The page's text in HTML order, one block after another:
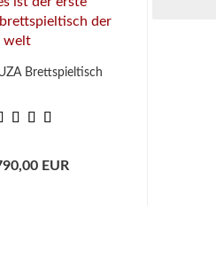
Brettspieltisch
EUR